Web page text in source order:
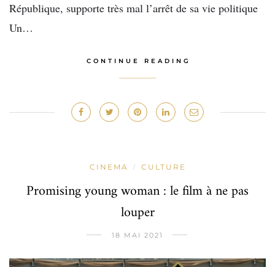
République, supporte très mal l’arrêt de sa vie politique
Un…
CONTINUE READING
CINEMA / CULTURE
Promising young woman : le film à ne pas
louper
18 MAI 2021